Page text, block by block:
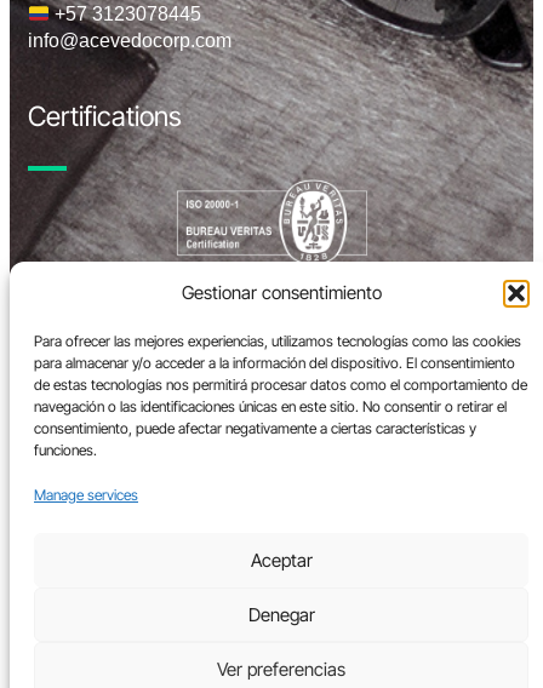
Gestionar consentimiento
Para ofrecer las mejores experiencias, utilizamos tecnologías como las cookies
para almacenar y/o acceder a la información del dispositivo. El consentimiento
de estas tecnologías nos permitirá procesar datos como el comportamiento de
navegación o las identificaciones únicas en este sitio. No consentir o retirar el
consentimiento, puede afectar negativamente a ciertas características y
funciones.
Manage services
Aceptar
Denegar
Ver preferencias
+57 3123078445
info@acevedocorp.com
Certifications